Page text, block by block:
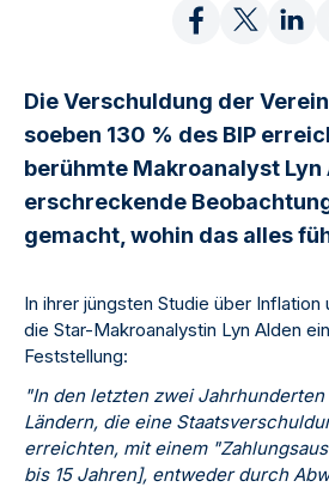
Die Verschuldung der
soeben 130 % des BIP
berühmte Makroanalyst Lyn
erschreckende
gemacht, wohin das alles
In ihrer jüngsten Studie über
die Star-Makroanalystin Lyn Alden
Feststellung:
"In den letzten zwei Jahrhunderten
Ländern, die eine
erreichten, mit einem
bis 15 Jahren], entweder durch